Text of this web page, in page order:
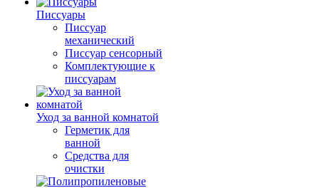
Писсуары
Писсуар
механический
Писсуар сенсорный
Комплектующие к
писсуарам
Уход за ванной комнатой
Герметик для
ванной
Средства для
очистки